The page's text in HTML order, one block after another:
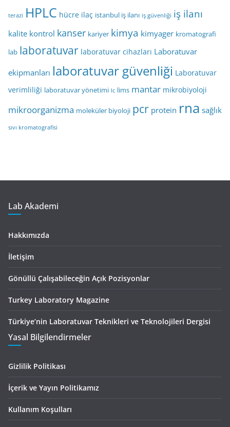
terazi HPLC hücre ilaç istanbul iş ilanı iş güvenliği iş ilanı
kalite kontrol kanser kariyer kimya kimyager kromatografi
lab laboratuvar laboratuvar cihazları Laboratuvar
ekipmanları laboratuvar güvenliği Laboratuvar
verimliliği laboratuvar yönetimi lc lims mantar mikrobiyoloji
mikroorganizma moleküler biyoloji pcr protein rna sağlık
sıvı kromatografisi
Lab Akademi
Hakkımızda
İletişim
Gönüllü Çalışabileceğin Açık Pozisyonlar
Turkey Laboratory Magazine
Türkiye’nin Laboratuvar Teknikleri ve Teknolojileri Dergisi
Yasal Bilgilendirmeler
Gizlilik Politikası
İçerik ve Yayın Politikamız
Kullanım Koşulları